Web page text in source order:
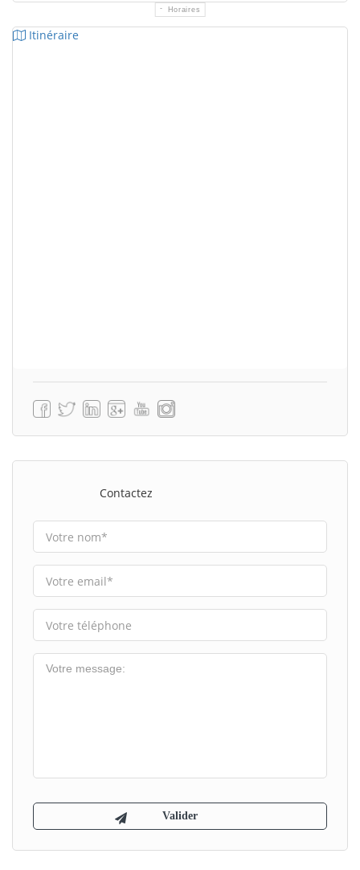
Horaires
Itinéraire
Contactez